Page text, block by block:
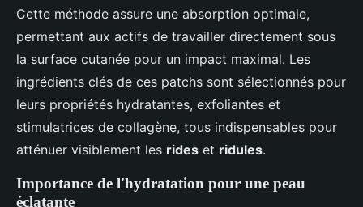
Cette méthode assure une absorption optimale,
permettant aux actifs de travailler directement sous
la surface cutanée pour un impact maximal. Les
ingrédients clés de ces patchs sont sélectionnés pour
leurs propriétés hydratantes, exfoliantes et
stimulatrices de collagène, tous indispensables pour
atténuer visiblement les rides et ridules.
Importance de l'hydratation pour une peau
éclatante